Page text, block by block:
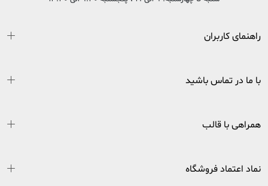
راهنمای کاربران
با ما در تماس باشید
همراهی با قالب
نماد اعتماد فروشگاه